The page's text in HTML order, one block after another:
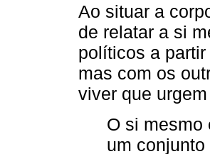
Ao situar a
de relatar a si
políticos a
mas com os
viver que
O si mesmo
um